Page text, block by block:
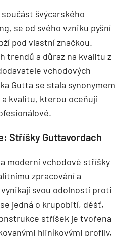
švýcarského
se od svého vzniku pyšní
pod vlastní značkou.
trendů a důraz na kvalitu z
vchodových
Gutta se stala synonymem
kvalitu, kterou oceňují
Stříšky Guttavordach
moderní vchodové stříšky
zpracování a
svou odolností proti
jedná o krupobití, déšť,
stříšek je tvořena
hliníkovými profily,